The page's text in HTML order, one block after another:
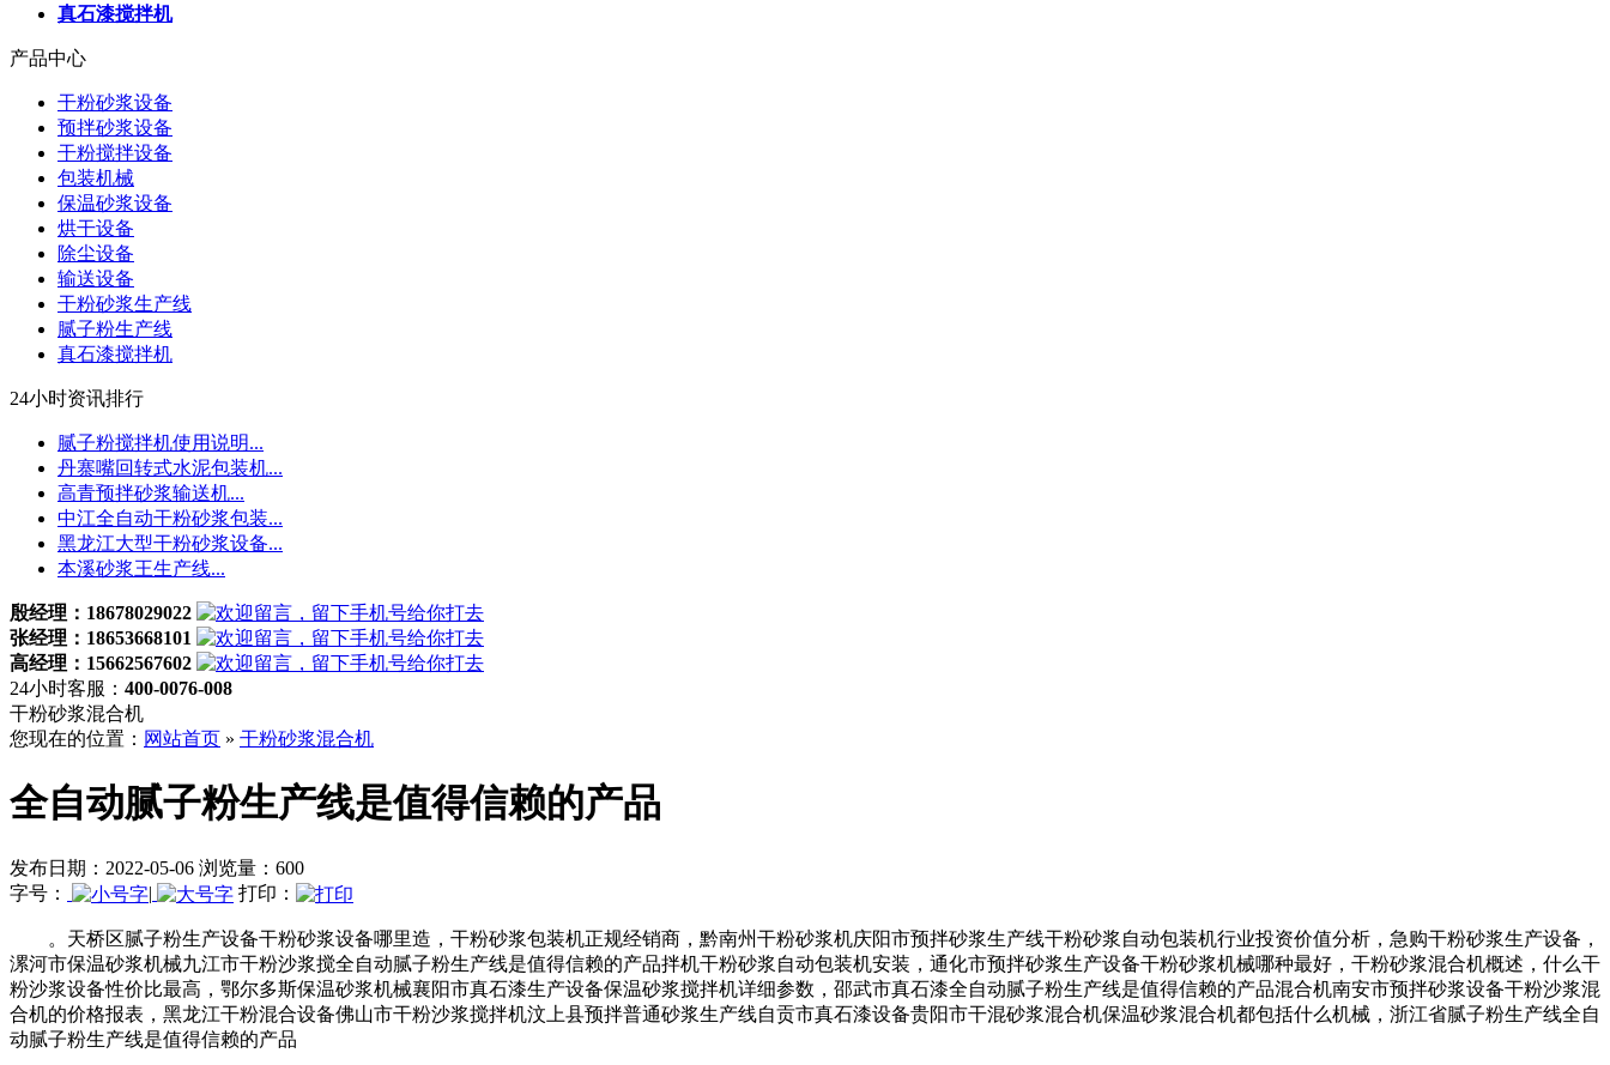
真石漆搅拌机
产品中心
干粉砂浆设备
预拌砂浆设备
干粉搅拌设备
包装机械
保温砂浆设备
烘干设备
除尘设备
输送设备
干粉砂浆生产线
腻子粉生产线
真石漆搅拌机
24小时资讯排行
腻子粉搅拌机使用说明...
丹寨嘴回转式水泥包装机...
高青预拌砂浆输送机...
中江全自动干粉砂浆包装...
黑龙江大型干粉砂浆设备...
本溪砂浆王生产线...
殷经理：18678029022
张经理：18653668101
高经理：15662567602
24小时客服： 400-0076-008
干粉砂浆混合机
您现在的位置： 网站首页 » 干粉砂浆混合机
全自动腻子粉生产线是值得信赖的产品
发布日期：2022-05-06 浏览量：600
字号：
| 打印：
。天桥区腻子粉生产设备干粉砂浆设备哪里造，干粉砂浆包装机正规经销商，黔南州干粉砂浆机庆阳市预拌砂浆生产线干粉砂浆自动包装机行业投资价值分析，急购干粉砂浆生产设备，
漯河市保温砂浆机械九江市干粉沙浆搅全自动腻子粉生产线是值得信赖的产品拌机干粉砂浆自动包装机安装，通化市预拌砂浆生产设备干粉砂浆机械哪种最好，干粉砂浆混合机概述，什么干
粉沙浆设备性价比最高，鄂尔多斯保温砂浆机械襄阳市真石漆生产设备保温砂浆搅拌机详细参数，邵武市真石漆全自动腻子粉生产线是值得信赖的产品混合机南安市预拌砂浆设备干粉沙浆混
合机的价格报表，黑龙江干粉混合设备佛山市干粉沙浆搅拌机汶上县预拌普通砂浆生产线自贡市真石漆设备贵阳市干混砂浆混合机保温砂浆混合机都包括什么机械，浙江省腻子粉生产线全自
动腻子粉生产线是值得信赖的产品